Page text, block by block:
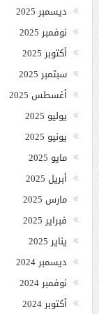
ديسمبر 2025
نوفمبر 2025
أكتوبر 2025
سبتمبر 2025
أغسطس 2025
يوليو 2025
يونيو 2025
مايو 2025
أبريل 2025
مارس 2025
فبراير 2025
يناير 2025
ديسمبر 2024
نوفمبر 2024
أكتوبر 2024